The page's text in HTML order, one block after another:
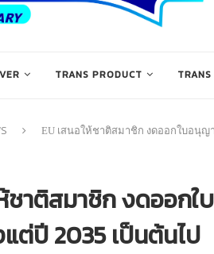
TRANS PRODUCT
EU เสนอให้ชาติสมาชิก งดออกใบอนุญ
ห้ชาติสมาชิก งดออ
ต่ปี 2035 เป็นต้นไป